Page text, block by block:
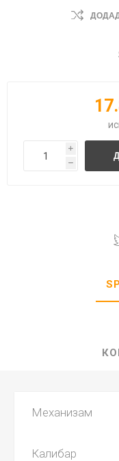
i
h
Механизам
Калибар